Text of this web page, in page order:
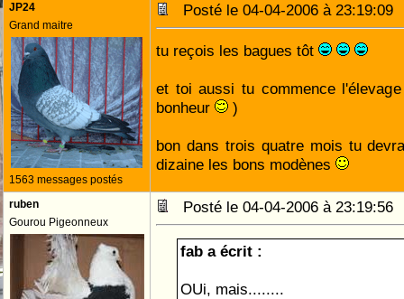
JP24
Grand maitre
1563 messages postés
Posté le 04-04-2006 à
tu reçois les bagues tôt
et toi aussi tu commence
bonheur
)
bon dans trois quatre mois tu
dizaine les bons modènes
ruben
Gourou Pigeonneux
Posté le 04-04-2006 à
fab a écrit :
OUi, mais........